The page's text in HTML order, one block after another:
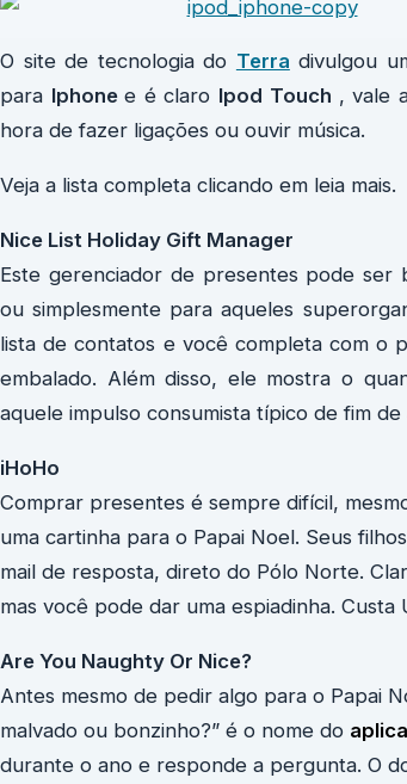
O site de tecnologia do Terra divulgou
para Iphone e é claro Ipod Touch , vale
hora de fazer ligações ou ouvir música.
Veja a lista completa clicando em leia mais.
Nice List Holiday Gift Manager
Este gerenciador de presentes pode ser
ou simplesmente para aqueles
lista de contatos e você completa com o
embalado. Além disso, ele mostra o
aquele impulso consumista típico de fim
iHoHo
Comprar presentes é sempre difícil,
uma cartinha para o Papai Noel. Seus
mail de resposta, direto do Pólo Norte.
mas você pode dar uma espiadinha.
Are You Naughty Or Nice?
Antes mesmo de pedir algo para o Papai
malvado ou bonzinho?” é o nome do
durante o ano e responde a pergunta. O